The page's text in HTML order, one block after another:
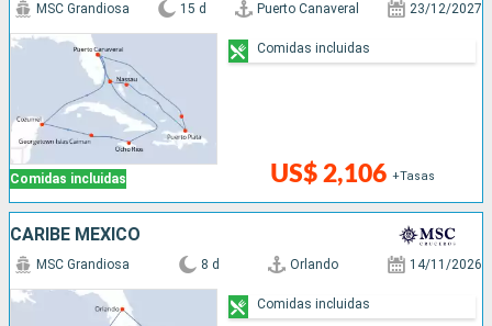
Comidas incluidas
MSC Grandiosa 15 d Puerto Canaveral 23/12/2027
US$ 2,106 +Tasas
Comidas incluidas
CARIBE MEXICO
MSC Grandiosa 8 d Orlando 14/11/2026
Comidas incluidas